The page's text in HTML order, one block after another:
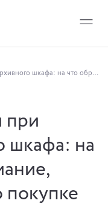
Подводные камни при выборе архивного шкафа: на что обратить внимание, чтобы не жалеть о покупке
при
шкафа: на
покупке